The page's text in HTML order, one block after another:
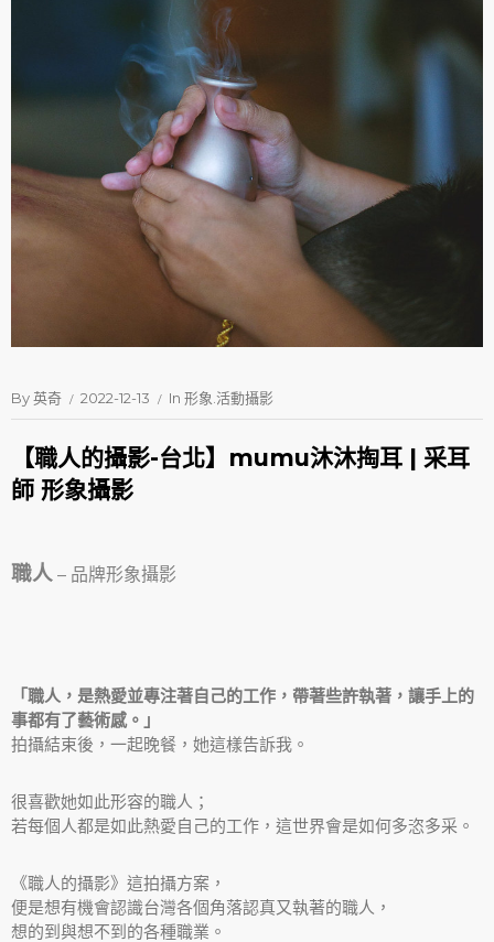
By英奇 2022-12-13 In 形象.活動攝影
【職人的攝影-台北】mumu沐沐掏耳 | 采耳
師 形象攝影
職人 – 品牌形象攝影
「職人，是熱愛並專注著自己的工作，帶著些許執著，讓手上的
事都有了藝術感。」
拍攝結束後，一起晚餐，她這樣告訴我。
很喜歡她如此形容的職人；
若每個人都是如此熱愛自己的工作，這世界會是如何多恣多采。
《職人的攝影》這拍攝方案，
便是想有機會認識台灣各個角落認真又執著的職人，
想的到與想不到的各種職業。